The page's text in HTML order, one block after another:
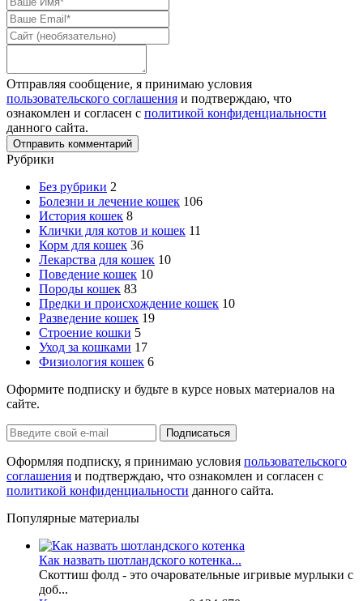
Отправляя сообщение, я принимаю условия
пользовательского соглашения и подтверждаю, что
ознакомлен и согласен с политикой конфиденциальности
данного сайта.
Рубрики
Без рубрики 2
Болезни и лечение кошек 106
История кошек 8
Клички для котов и кошек 11
Корм для кошек 36
Лекарства для кошек 10
Поведение кошек 10
Породы кошек 83
Предки и происхождение кошек 10
Разведение кошек 19
Строение кошки 5
Уход за кошками 17
Физиология кошек 6
Оформите подписку и будьте в курсе новых материалов на
сайте.
Оформляя подписку, я принимаю условия пользовательского
соглашения и подтверждаю, что ознакомлен и согласен с
политикой конфиденциальности данного сайта.
Популярные материалы
Как назвать шотландского котенка...
Скоттиш фолд - это очаровательные игривые мурлыки с
доб...